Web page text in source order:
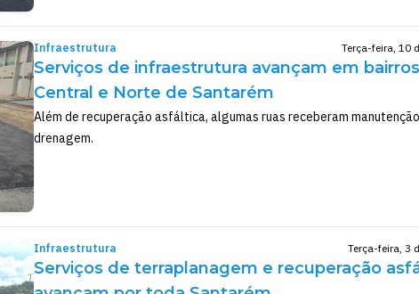
Infraestrutura Terça-feira, 10
Serviços de infraestrutura avançam em
Central e Norte de Santarém
Além de recuperação asfáltica, algumas ruas receberam
drenagem.
Infraestrutura Terça-feira, 3
Serviços de terraplanagem e recuperação